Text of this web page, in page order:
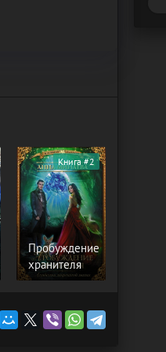
Пробуждение
хранителя
Книга #2